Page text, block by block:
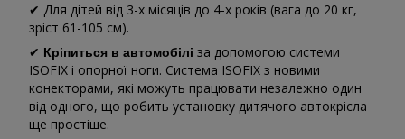
✔ Для дітей від 3-х місяців до 4-х років (вага до 20 кг,
зріст 61-105 см).
✔ Кріпиться в автомобілі за допомогою системи
ISOFIX і опорної ноги. Система ISOFIX з новими
конекторами, які можуть працювати незалежно один
від одного, що робить установку дитячого автокрісла
ще простіше.